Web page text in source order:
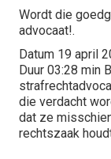
Wordt die
advocaat!.
Datum 19 april
Duur 03:28 min
die verdacht
dat ze
rechtszaak